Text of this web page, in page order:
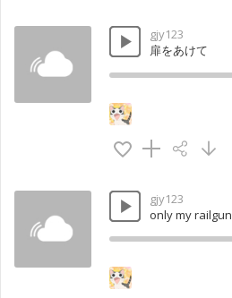
gjy123
扉をあけて
gjy123
only my railgun